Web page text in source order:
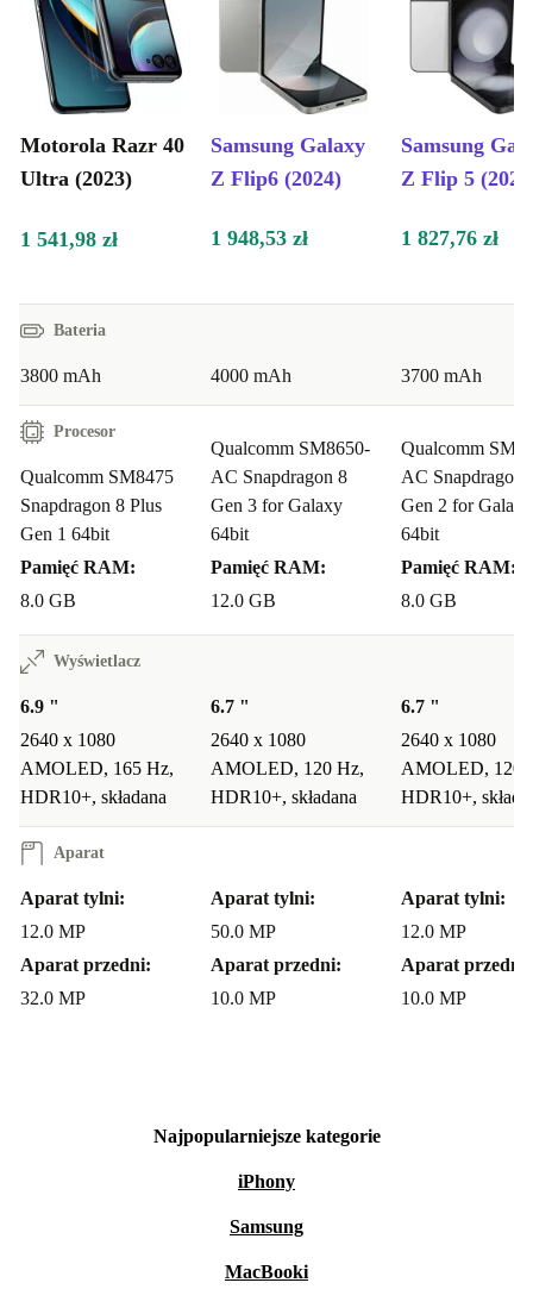
Motorola Razr 40
Ultra (2023)
Samsung Galaxy
Z Flip6 (2024)
Samsung
Z Flip 5
1 541,98 zł 1 948,53 zł 1 827,76 zł
Bateria
3800 mAh 4000 mAh 3700 mAh
Procesor
Qualcomm SM8475
Snapdragon 8 Plus
Gen 1 64bit
Pamięć RAM:
8.0 GB
Qualcomm SM8650-
AC Snapdragon 8
Gen 3 for Galaxy
64bit
Pamięć RAM:
12.0 GB
Qualcomm
AC Snapdragon
Gen 2 for Galaxy
64bit
Pamięć RAM:
8.0 GB
Wyświetlacz
6.9 "
2640 x 1080
AMOLED, 165 Hz,
HDR10+, składana
6.7 "
2640 x 1080
AMOLED, 120 Hz,
HDR10+, składana
6.7 "
2640 x 1080
AMOLED, 120
HDR10+,
Aparat
Aparat tylni:
12.0 MP
Aparat przedni:
32.0 MP
Aparat tylni:
50.0 MP
Aparat przedni:
10.0 MP
Aparat tylni:
12.0 MP
Aparat przedni:
10.0 MP
Najpopularniejsze kategorie
iPhony
Samsung
MacBooki